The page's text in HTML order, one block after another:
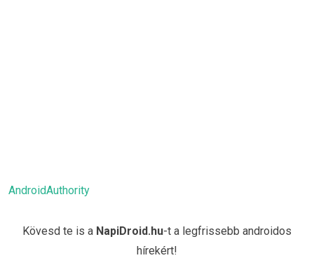
AndroidAuthority
Kövesd te is a NapiDroid.hu-t a legfrissebb androidos
hírekért!